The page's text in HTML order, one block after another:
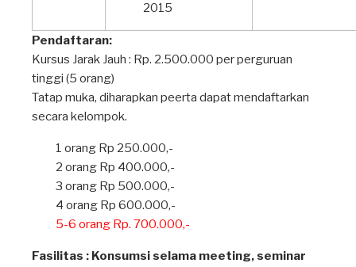
2015
Pendaftaran:
Kursus Jarak Jauh : Rp. 2.500.000 per perguruan
tinggi (5 orang)
Tatap muka, diharapkan peerta dapat mendaftarkan
secara kelompok.
1 orang Rp 250.000,-
2 orang Rp 400.000,-
3 orang Rp 500.000,-
4 orang Rp 600.000,-
5-6 orang Rp. 700.000,-
Fasilitas : Konsumsi selama meeting, seminar